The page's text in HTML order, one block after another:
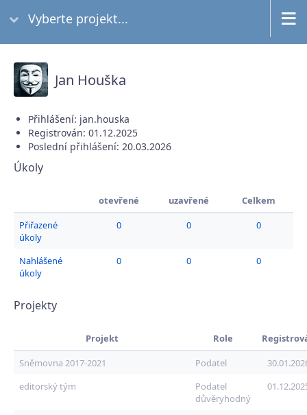
Vyberte projekt...
Jan Houška
Přihlášení: jan.houska
Registrován: 01.12.2025
Poslední přihlášení: 20.03.2026
Úkoly
otevřené uzavřené
Celkem
Přiřazené
úkoly
0 0 0
Nahlášené
úkoly
0 0 0
Projekty
Projekt Role
Sněmovna 2017-2021
Podatel
editorský tým
Podatel
důvěryhodný